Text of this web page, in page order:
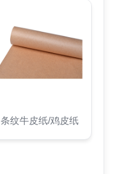
条纹牛皮纸/鸡皮纸